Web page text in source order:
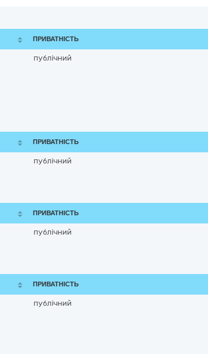
ПРИВАТНІСТЬ
публічний
ПРИВАТНІСТЬ
публічний
ПРИВАТНІСТЬ
публічний
ПРИВАТНІСТЬ
публічний